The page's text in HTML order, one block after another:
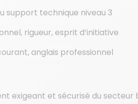
support technique niveau 3
rigueur, esprit d’initiative
anglais professionnel
exigeant et sécurisé du